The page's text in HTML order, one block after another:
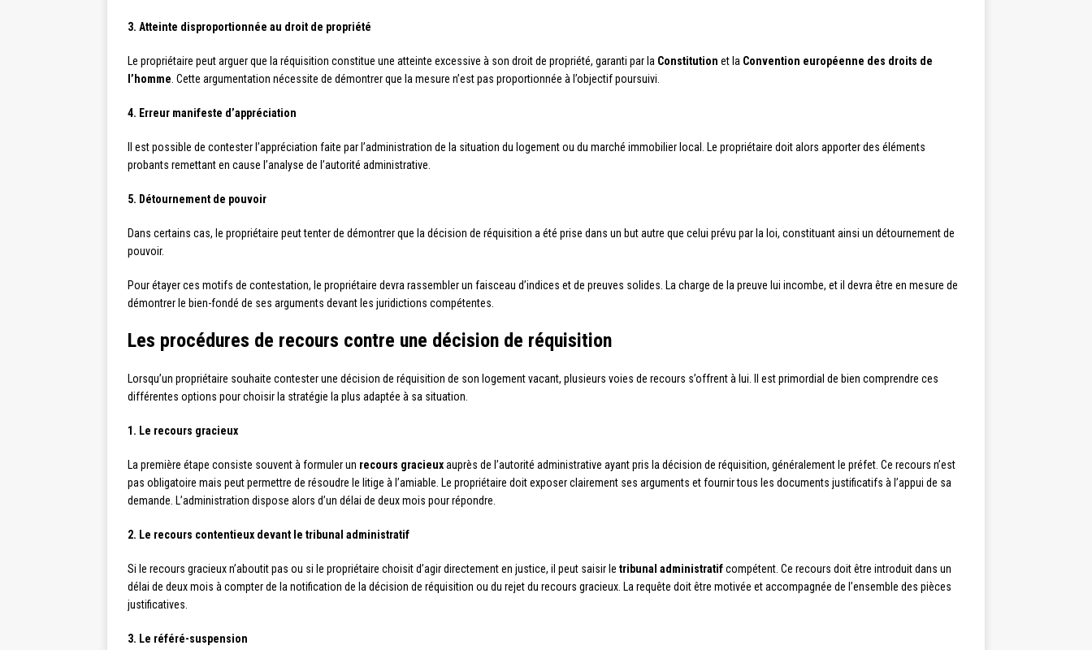
3. Atteinte disproportionnée au droit de propriété
Le propriétaire peut arguer que la réquisition constitue une atteinte excessive à son droit de propriété, garanti par la Constitution et la Convention européenne des droits de
l’homme . Cette argumentation nécessite de démontrer que la mesure n’est pas proportionnée à l’objectif poursuivi.
4. Erreur manifeste d’appréciation
Il est possible de contester l’appréciation faite par l’administration de la situation du logement ou du marché immobilier local. Le propriétaire doit alors apporter des éléments
probants remettant en cause l’analyse de l’autorité administrative.
5. Détournement de pouvoir
Dans certains cas, le propriétaire peut tenter de démontrer que la décision de réquisition a été prise dans un but autre que celui prévu par la loi, constituant ainsi un détournement de
pouvoir.
Pour étayer ces motifs de contestation, le propriétaire devra rassembler un faisceau d’indices et de preuves solides. La charge de la preuve lui incombe, et il devra être en mesure de
démontrer le bien-fondé de ses arguments devant les juridictions compétentes.
Les procédures de recours contre une décision de réquisition
Lorsqu’un propriétaire souhaite contester une décision de réquisition de son logement vacant, plusieurs voies de recours s’offrent à lui. Il est primordial de bien comprendre ces
différentes options pour choisir la stratégie la plus adaptée à sa situation.
1. Le recours gracieux
La première étape consiste souvent à formuler un recours gracieuxauprès de l’autorité administrative ayant pris la décision de réquisition, généralement le préfet. Ce recours n’est
pas obligatoire mais peut permettre de résoudre le litige à l’amiable. Le propriétaire doit exposer clairement ses arguments et fournir tous les documents justificatifs à l’appui de sa
demande. L’administration dispose alors d’un délai de deux mois pour répondre.
2. Le recours contentieux devant le tribunal administratif
Si le recours gracieux n’aboutit pas ou si le propriétaire choisit d’agir directement en justice, il peut saisir le tribunal administratifcompétent. Ce recours doit être introduit dans un
délai de deux mois à compter de la notification de la décision de réquisition ou du rejet du recours gracieux. La requête doit être motivée et accompagnée de l’ensemble des pièces
justificatives.
3. Le référé-suspension